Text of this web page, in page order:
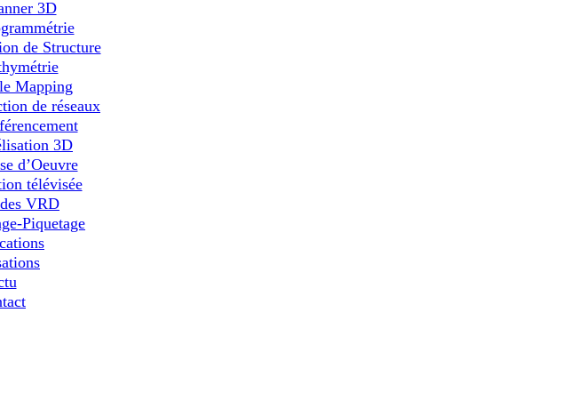
3D
de Structure
Mapping
de réseaux
3D
d’Oeuvre
télévisée
VRD
Piquetage